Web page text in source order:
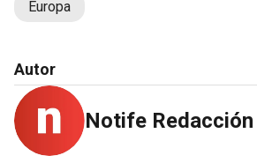
Europa
Autor
Notife Redacción